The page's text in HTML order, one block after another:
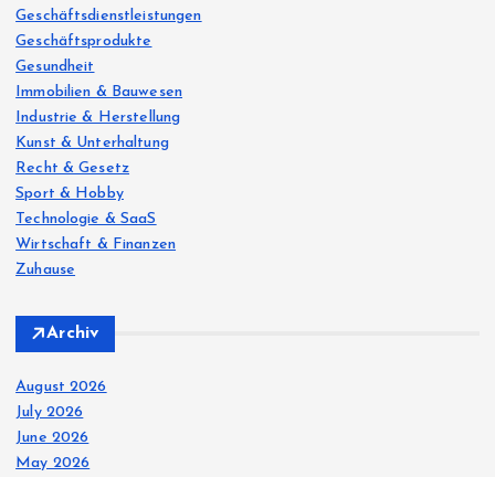
Geschäftsdienstleistungen
Geschäftsprodukte
Gesundheit
Immobilien & Bauwesen
Industrie & Herstellung
Kunst & Unterhaltung
Recht & Gesetz
Sport & Hobby
Technologie & SaaS
Wirtschaft & Finanzen
Zuhause
Archiv
August 2026
July 2026
June 2026
May 2026